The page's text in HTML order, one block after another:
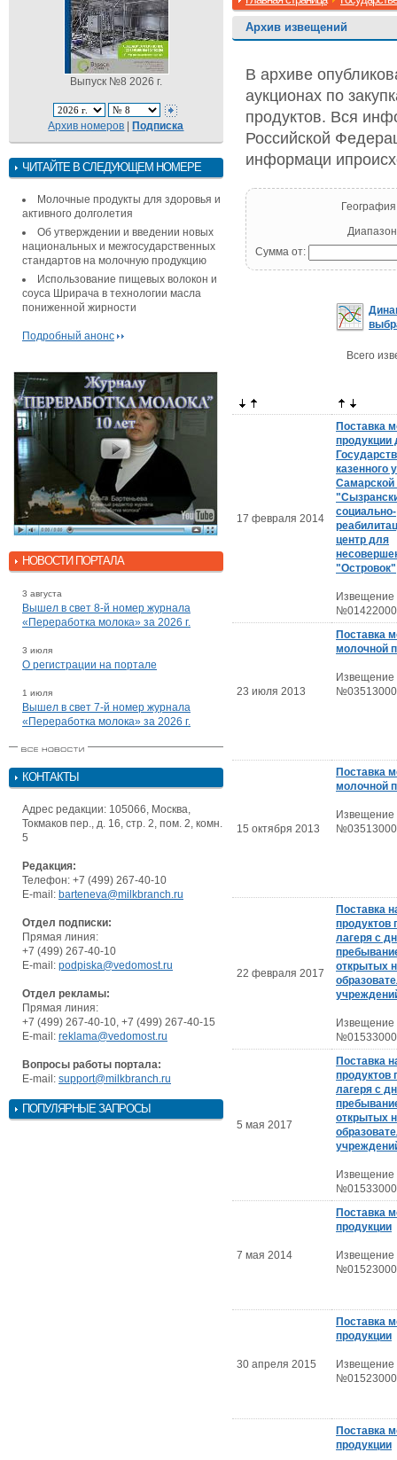
Выпуск №8 2026 г.
Архив номеров |Подписка
ЧИТАЙТЕ В СЛЕДУЮЩЕМ НОМЕРЕ
Молочные продукты для здоровья и
активного долголетия
Об утверждении и введении новых
национальных и межгосударственных
стандартов на молочную продукцию
Использование пищевых волокон и
соуса Шрирача в технологии масла
пониженной жирности
Подробный анонс
НОВОСТИ ПОРТАЛА
3 августа
Вышел в свет 8-й номер журнала
«Переработка молока» за 2026 г.
3 июля
О регистрации на портале
1 июля
Вышел в свет 7-й номер журнала
«Переработка молока» за 2026 г.
КОНТАКТЫ
Адрес редакции: 105066, Москва,
Токмаков пер., д. 16, стр. 2, пом. 2, комн.
5
Редакция:
Телефон: +7 (499) 267-40-10
E-mail: barteneva@milkbranch.ru
Отдел подписки:
Прямая линия:
+7 (499) 267-40-10
E-mail: podpiska@vedomost.ru
Отдел рекламы:
Прямая линия:
+7 (499) 267-40-10, +7 (499) 267-40-15
E-mail: reklama@vedomost.ru
Вопросы работы портала:
E-mail: support@milkbranch.ru
ПОПУЛЯРНЫЕ ЗАПРОСЫ
Архив извещений
В архиве
аукционах по
продуктов. Вся
Российской
информаци
Сумма от:
Всего
17 февраля 2014
Поставка
продукции
казенного
Самарской
социально-
центр для
"Островок"
Извещение
23 июля 2013
Поставка
молочной
Извещение
15 октября 2013
Поставка
молочной
Извещение
22 февраля 2017
Поставка
продуктов
лагеря с
открытых
Извещение
5 мая 2017
Поставка
продуктов
лагеря с
открытых
Извещение
7 мая 2014
Поставка
продукции
Извещение
30 апреля 2015
Поставка
продукции
Извещение
Поставка
продукции